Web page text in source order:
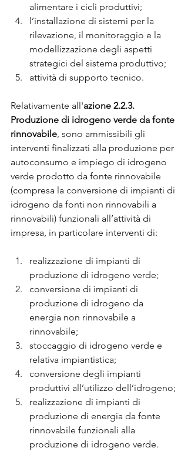
alimentare i cicli produttivi;
l’installazione di sistemi per la
rilevazione, il monitoraggio e la
modellizzazione degli aspetti
strategici del sistema produttivo;
attività di supporto tecnico.
Relativamente all'azione 2.2.3.
Produzione di idrogeno verde da fonte
rinnovabile , sono ammissibili gli
interventi finalizzati alla produzione per
autoconsumo e impiego di idrogeno
verde prodotto da fonte rinnovabile
(compresa la conversione di impianti di
idrogeno da fonti non rinnovabili a
rinnovabili) funzionali all’attività di
impresa, in particolare interventi di:
realizzazione di impianti di
produzione di idrogeno verde;
conversione di impianti di
produzione di idrogeno da
energia non rinnovabile a
rinnovabile;
stoccaggio di idrogeno verde e
relativa impiantistica;
conversione degli impianti
produttivi all’utilizzo dell’idrogeno;
realizzazione di impianti di
produzione di energia da fonte
rinnovabile funzionali alla
produzione di idrogeno verde.